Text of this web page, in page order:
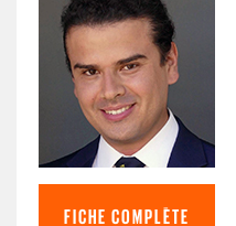
FICHE COMPLÈTE